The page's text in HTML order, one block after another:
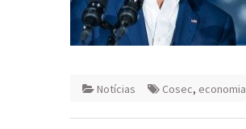
Notícias Cosec, economia